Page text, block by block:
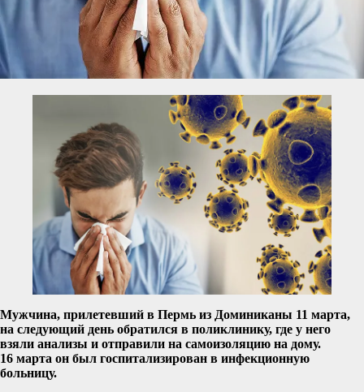
Мужчина, прилетевший в Пермь из Доминиканы 11 марта,
на следующий день обратился в поликлинику, где у него
взяли анализы и отправили на самоизоляцию на дому.
16 марта он был госпитализирован в инфекционную
больницу.